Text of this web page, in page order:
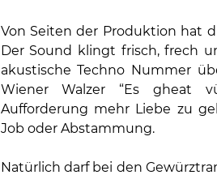
Von Seiten der Produktion hat
Der Sound klingt frisch, frech
akustische Techno Nummer
Wiener Walzer “Es gheat
Aufforderung mehr Liebe zu
Job oder Abstammung.
Natürlich darf bei den